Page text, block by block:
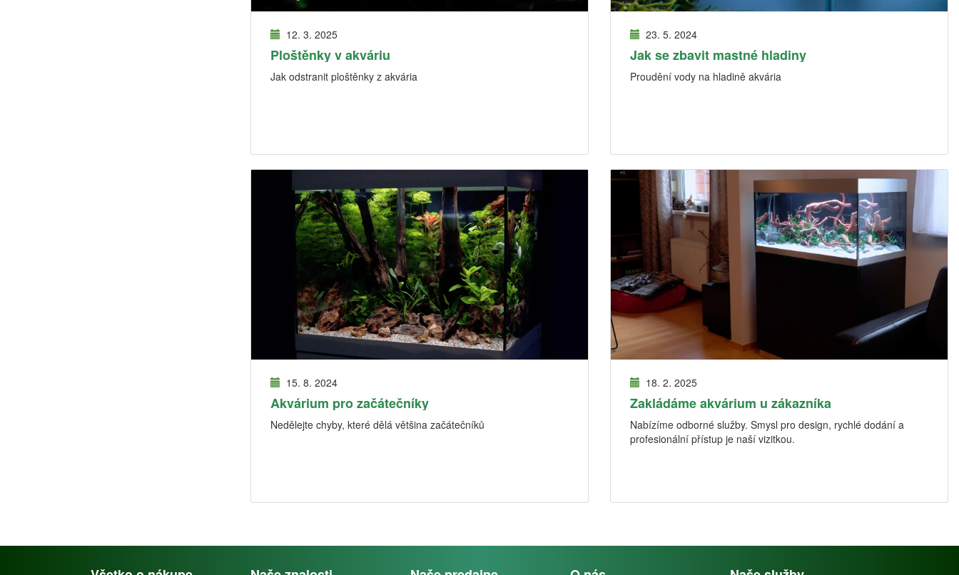
12. 3. 2025
Ploštěnky v akváriu
Jak odstranit ploštěnky z akvária
23. 5. 2024
Jak se zbavit mastné hladiny
Proudění vody na hladině akvária
15. 8. 2024
Akvárium pro začátečníky
Nedělejte chyby, které dělá většina začátečníků
18. 2. 2025
Zakládáme akvárium u zákazníka
Nabízíme odborné služby. Smysl pro design, rychlé dodání a
profesionální přístup je naší vizitkou.